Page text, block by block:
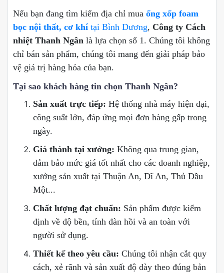
Nếu bạn đang tìm kiếm địa chỉ mua ống xốp foam
bọc nội thất, cơ khítại Bình Dương, Công ty Cách
nhiệt Thanh Ngân là lựa chọn số 1. Chúng tôi không
chỉ bán sản phẩm, chúng tôi mang đến giải pháp bảo
vệ giá trị hàng hóa của bạn.
Tại sao khách hàng tin chọn Thanh Ngân?
Sản xuất trực tiếp: Hệ thống nhà máy hiện đại,
công suất lớn, đáp ứng mọi đơn hàng gấp trong
ngày.
Giá thành tại xưởng: Không qua trung gian,
đảm bảo mức giá tốt nhất cho các doanh nghiệp,
xưởng sản xuất tại Thuận An, Dĩ An, Thủ Dầu
Một...
Chất lượng đạt chuẩn: Sản phẩm được kiểm
định về độ bền, tính đàn hồi và an toàn với
người sử dụng.
Thiết kế theo yêu cầu: Chúng tôi nhận cắt quy
cách, xẻ rãnh và sản xuất độ dày theo đúng bản